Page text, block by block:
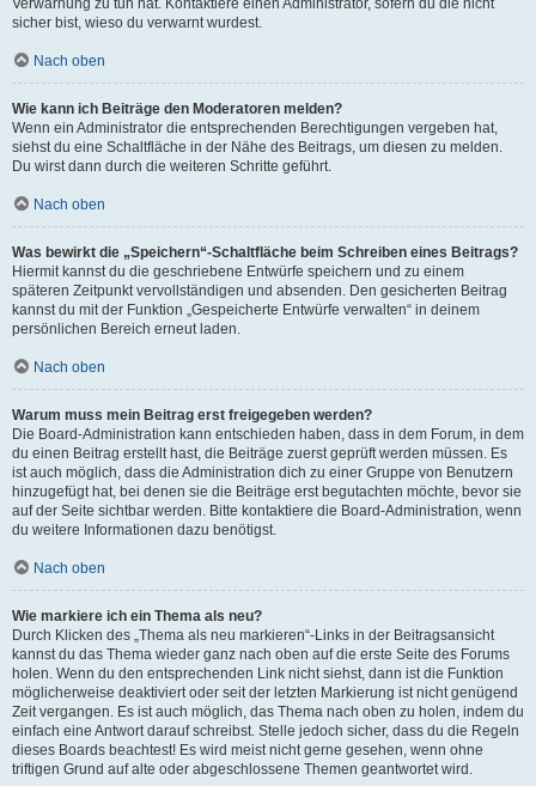
sicher bist, wieso du verwarnt wurdest.
Nach oben
Wie kann ich Beiträge den Moderatoren melden?
Wenn ein Administrator die entsprechenden Berechtigungen vergeben hat,
siehst du eine Schaltfläche in der Nähe des Beitrags, um diesen zu melden.
Du wirst dann durch die weiteren Schritte geführt.
Nach oben
Was bewirkt die „Speichern“-Schaltfläche beim Schreiben eines Beitrags?
Hiermit kannst du die geschriebene Entwürfe speichern und zu einem
späteren Zeitpunkt vervollständigen und absenden. Den gesicherten Beitrag
kannst du mit der Funktion „Gespeicherte Entwürfe verwalten“ in deinem
persönlichen Bereich erneut laden.
Nach oben
Warum muss mein Beitrag erst freigegeben werden?
Die Board-Administration kann entschieden haben, dass in dem Forum, in dem
du einen Beitrag erstellt hast, die Beiträge zuerst geprüft werden müssen. Es
ist auch möglich, dass die Administration dich zu einer Gruppe von Benutzern
hinzugefügt hat, bei denen sie die Beiträge erst begutachten möchte, bevor sie
auf der Seite sichtbar werden. Bitte kontaktiere die Board-Administration, wenn
du weitere Informationen dazu benötigst.
Nach oben
Wie markiere ich ein Thema als neu?
Durch Klicken des „Thema als neu markieren“-Links in der Beitragsansicht
kannst du das Thema wieder ganz nach oben auf die erste Seite des Forums
holen. Wenn du den entsprechenden Link nicht siehst, dann ist die Funktion
möglicherweise deaktiviert oder seit der letzten Markierung ist nicht genügend
Zeit vergangen. Es ist auch möglich, das Thema nach oben zu holen, indem du
einfach eine Antwort darauf schreibst. Stelle jedoch sicher, dass du die Regeln
dieses Boards beachtest! Es wird meist nicht gerne gesehen, wenn ohne
triftigen Grund auf alte oder abgeschlossene Themen geantwortet wird.